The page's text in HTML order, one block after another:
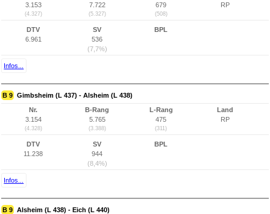
3.153
(4.327)
7.722
(5.327)
679
(508)
RP
DTV
6.961
SV
536
(7,7%)
BPL
Infos...
B 9 Gimbsheim (L 437) - Alsheim (L 438)
Nr.
3.154
(4.328)
B-Rang
5.765
(3.388)
L-Rang
475
(311)
Land
RP
DTV
11.238
SV
944
(8,4%)
BPL
Infos...
B 9 Alsheim (L 438) - Eich (L 440)